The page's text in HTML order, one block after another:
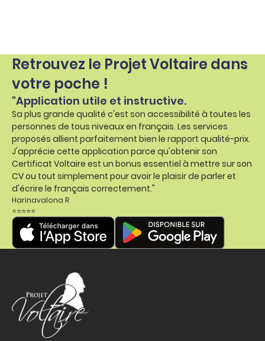
Retrouvez le Projet Voltaire dans
votre poche !
"Application utile et instructive.
Sa plus grande qualité c'est son accessibilité à toutes les
personnes de tous niveaux en français. Les services
proposés allient parfaitement bien le rapport qualité-prix.
J'apprécie cette application parce qu'obtenir son
Certificat Voltaire est un bonus essentiel à mettre sur son
CV ou tout simplement pour avoir le plaisir de parler et
d'écrire le français correctement."
Harinavalona R
⭐⭐⭐⭐⭐